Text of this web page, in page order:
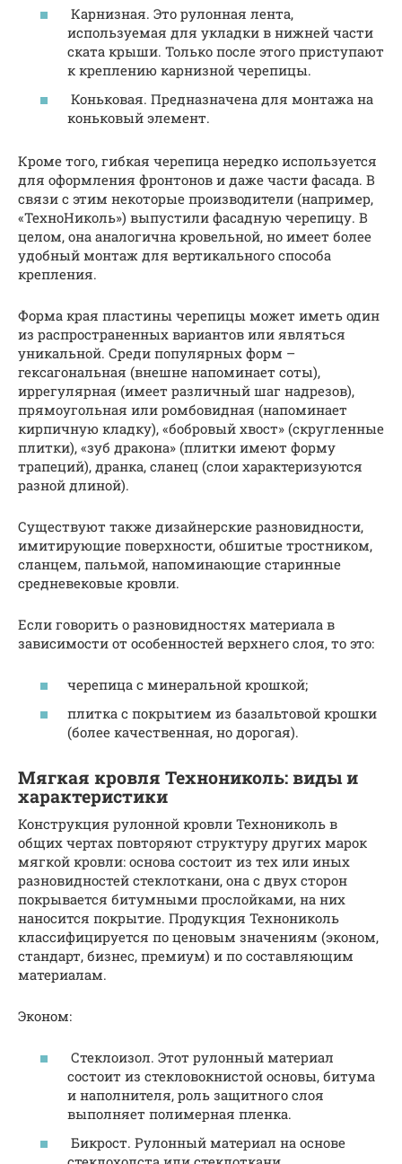
Карнизная. Это рулонная лента,
используемая для укладки в нижней части
ската крыши. Только после этого приступают
к креплению карнизной черепицы.
Коньковая. Предназначена для монтажа на
коньковый элемент.
Кроме того, гибкая черепица нередко используется
для оформления фронтонов и даже части фасада. В
связи с этим некоторые производители (например,
«ТехноНиколь») выпустили фасадную черепицу. В
целом, она аналогична кровельной, но имеет более
удобный монтаж для вертикального способа
крепления.
Форма края пластины черепицы может иметь один
из распространенных вариантов или являться
уникальной. Среди популярных форм –
гексагональная (внешне напоминает соты),
иррегулярная (имеет различный шаг надрезов),
прямоугольная или ромбовидная (напоминает
кирпичную кладку), «бобровый хвост» (скругленные
плитки), «зуб дракона» (плитки имеют форму
трапеций), дранка, сланец (слои характеризуются
разной длиной).
Существуют также дизайнерские разновидности,
имитирующие поверхности, обшитые тростником,
сланцем, пальмой, напоминающие старинные
средневековые кровли.
Если говорить о разновидностях материала в
зависимости от особенностей верхнего слоя, то это:
черепица с минеральной крошкой;
плитка с покрытием из базальтовой крошки
(более качественная, но дорогая).
Мягкая кровля Технониколь: виды и
характеристики
Конструкция рулонной кровли Технониколь в
общих чертах повторяют структуру других марок
мягкой кровли: основа состоит из тех или иных
разновидностей стеклоткани, она с двух сторон
покрывается битумными прослойками, на них
наносится покрытие. Продукция Технониколь
классифицируется по ценовым значениям (эконом,
стандарт, бизнес, премиум) и по составляющим
материалам.
Эконом:
Стеклоизол. Этот рулонный материал
состоит из стекловокнистой основы, битума
и наполнителя, роль защитного слоя
выполняет полимерная пленка.
Бикрост. Рулонный материал на основе